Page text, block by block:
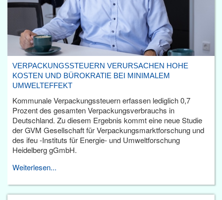
VERPACKUNGSSTEUERN VERURSACHEN HOHE
KOSTEN UND BÜROKRATIE BEI MINIMALEM
UMWELTEFFEKT
Kommunale Verpackungssteuern erfassen lediglich 0,7
Prozent des gesamten Verpackungsverbrauchs in
Deutschland. Zu diesem Ergebnis kommt eine neue Studie
der GVM Gesellschaft für Verpackungsmarktforschung und
des ifeu -Instituts für Energie- und Umweltforschung
Heidelberg gGmbH.
Weiterlesen...